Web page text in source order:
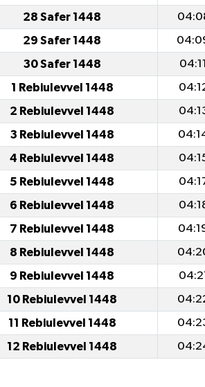
28 Safer 1448
29 Safer 1448
30 Safer 1448 04:11
1 Rebiulevvel 1448
2 Rebiulevvel 1448
3 Rebiulevvel 1448
4 Rebiulevvel 1448
5 Rebiulevvel 1448
6 Rebiulevvel 1448
7 Rebiulevvel 1448
8 Rebiulevvel 1448
9 Rebiulevvel 1448 04:21
10 Rebiulevvel 1448
11 Rebiulevvel 1448
12 Rebiulevvel 1448